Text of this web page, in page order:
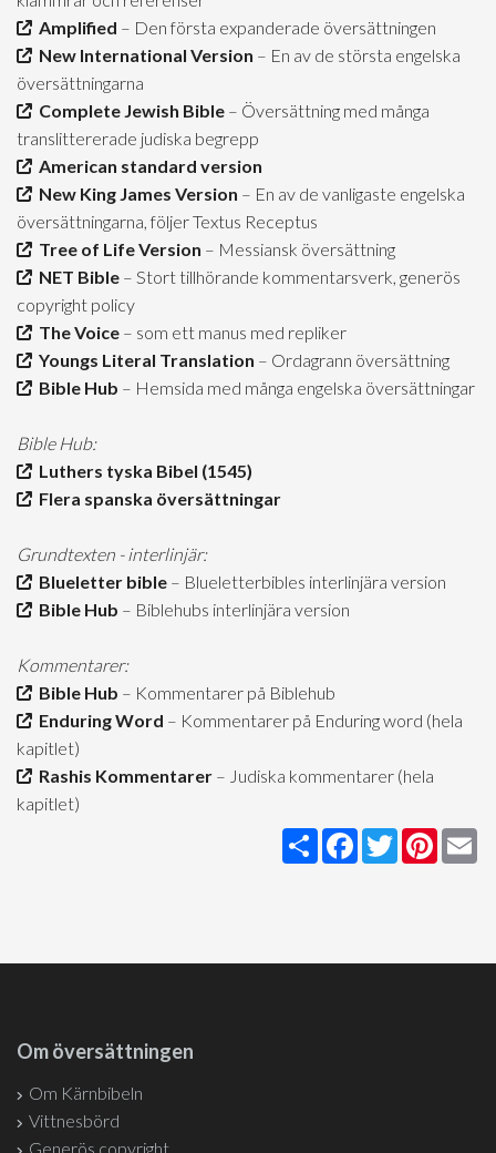
Amplified – Den första expanderade översättningen
New International Version – En av de största engelska
översättningarna
Complete Jewish Bible – Översättning med många
translittererade judiska begrepp
American standard version
New King James Version – En av de vanligaste engelska
översättningarna, följer Textus Receptus
Tree of Life Version – Messiansk översättning
NET Bible – Stort tillhörande kommentarsverk, generös
copyright policy
The Voice – som ett manus med repliker
Youngs Literal Translation – Ordagrann översättning
Bible Hub – Hemsida med många engelska översättningar
Bible Hub:
Luthers tyska Bibel (1545)
Flera spanska översättningar
Grundtexten - interlinjär:
Blueletter bible – Blueletterbibles interlinjära version
Bible Hub – Biblehubs interlinjära version
Kommentarer:
Bible Hub – Kommentarer på Biblehub
Enduring Word – Kommentarer på Enduring word (hela
kapitlet)
Rashis Kommentarer – Judiska kommentarer (hela
kapitlet)
Share Facebook
Twitter
Om översättningen
Om Kärnbibeln
Vittnesbörd
Generös copyright